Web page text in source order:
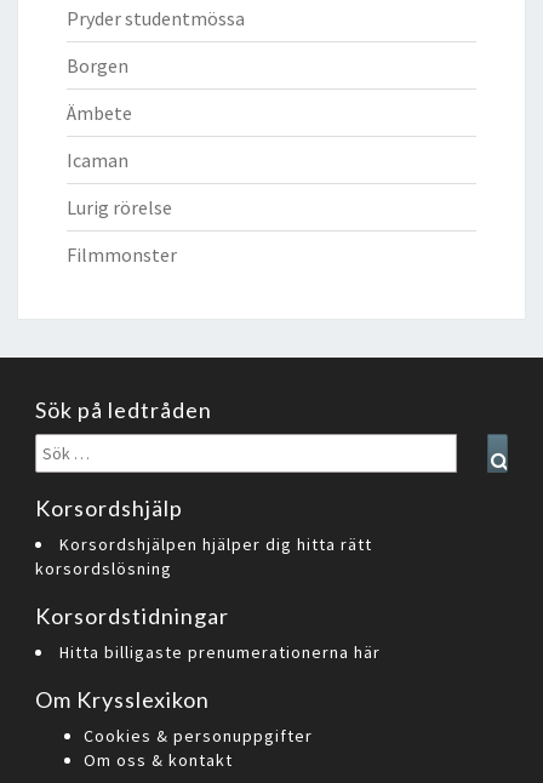
Pryder studentmössa
Borgen
Ämbete
Icaman
Lurig rörelse
Filmmonster
Sök på ledtråden
Sök
efter:
Korsordshjälp
Korsordshjälpen hjälper dig hitta rätt
korsordslösning
Korsordstidningar
Hitta billigaste prenumerationerna här
Om Krysslexikon
Cookies & personuppgifter
Om oss & kontakt